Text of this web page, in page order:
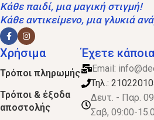
Κάθε παιδί, μια μαγική στιγμή!
Κάθε αντικείμενο, μια γλυκιά
Χρήσιμα
Τρόποι πληρωμής
Τρόποι & έξοδα
αποστολής
Έχετε
Email:
Τηλ.:
Δευτ. - Παρ.
Σαβ, 09:00-